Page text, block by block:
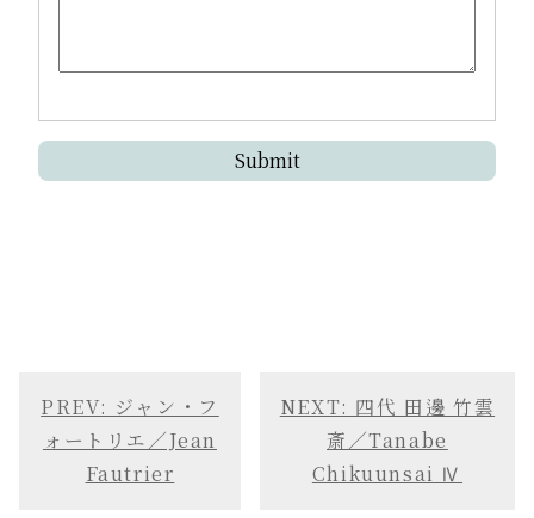
PREV: ジャン・フ
ォートリエ／Jean
Fautrier
NEXT: 四代 田邊 竹雲
斎／Tanabe
Chikuunsai Ⅳ